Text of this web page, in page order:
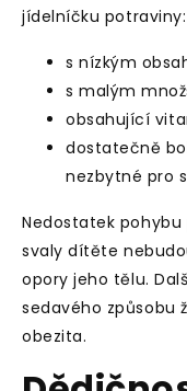
jídelníčku potraviny:
s nízkým
s malým
obsahující
dostatečně
nezbytné pro
Nedostatek pohybu
svaly dítěte
opory jeho tělu.
sedavého způsobu
obezita.